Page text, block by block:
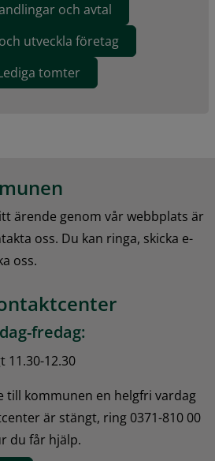
och avtal
utveckla företag
tomter
ärende genom vår webbplats är
oss. Du kan ringa, skicka e-
oss.
fredag:
11.30-12.30
till kommunen en helgfri vardag
är stängt, ring 0371-810 00
du får hjälp.